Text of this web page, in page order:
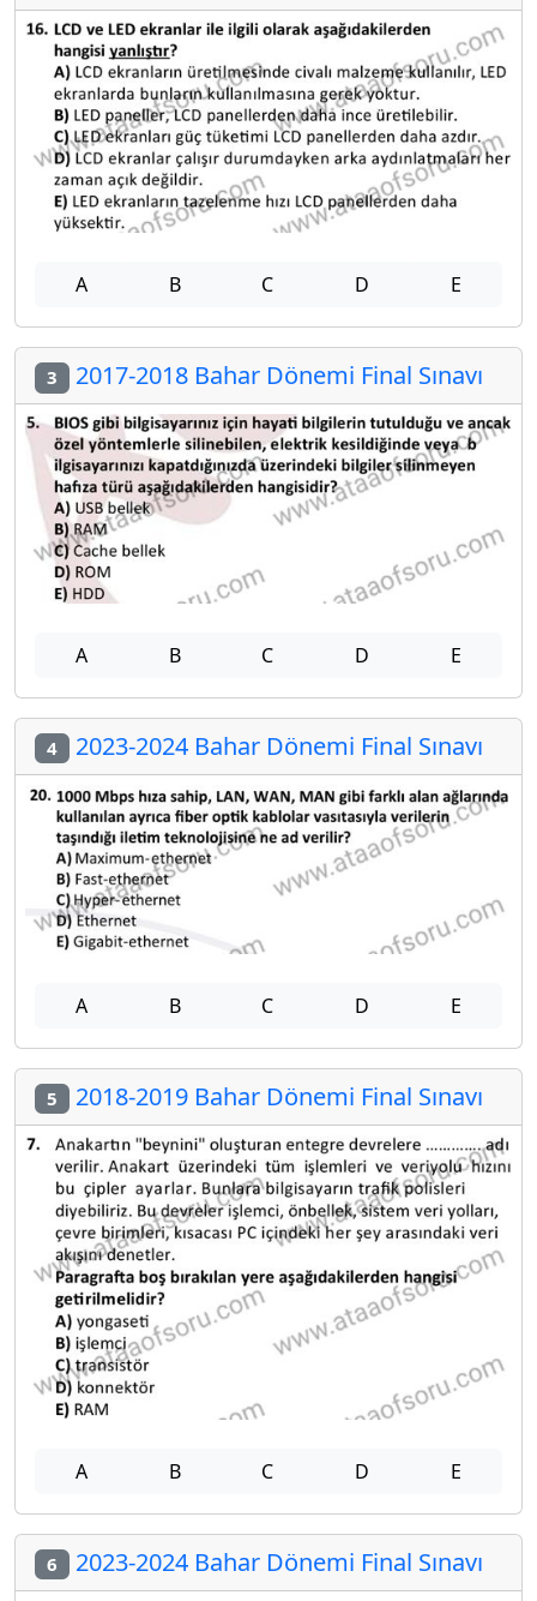
A B C D E
3 2017-2018 Bahar Dönemi Final Sınavı
A B C D E
4 2023-2024 Bahar Dönemi Final Sınavı
A B C D E
5 2018-2019 Bahar Dönemi Final Sınavı
A B C D E
6 2023-2024 Bahar Dönemi Final Sınavı